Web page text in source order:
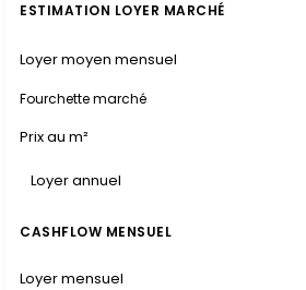
ESTIMATION LOYER MARCHÉ
Loyer moyen mensuel
Fourchette marché
Prix au m²
Loyer annuel
CASHFLOW MENSUEL
Loyer mensuel